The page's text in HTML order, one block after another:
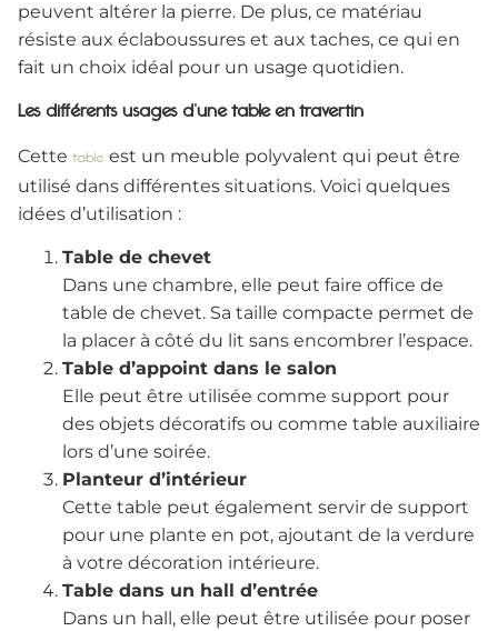
peuvent altérer la pierre. De plus, ce matériau
résiste aux éclaboussures et aux taches, ce qui en
fait un choix idéal pour un usage quotidien.
Les différents usages d’une table en travertin
Cette table est un meuble polyvalent qui peut être
utilisé dans différentes situations. Voici quelques
idées d’utilisation :
Table de chevet
Dans une chambre, elle peut faire office de
table de chevet. Sa taille compacte permet de
la placer à côté du lit sans encombrer l’espace.
Table d’appoint dans le salon
Elle peut être utilisée comme support pour
des objets décoratifs ou comme table auxiliaire
lors d’une soirée.
Planteur d’intérieur
Cette table peut également servir de support
pour une plante en pot, ajoutant de la verdure
à votre décoration intérieure.
Table dans un hall d’entrée
Dans un hall, elle peut être utilisée pour poser